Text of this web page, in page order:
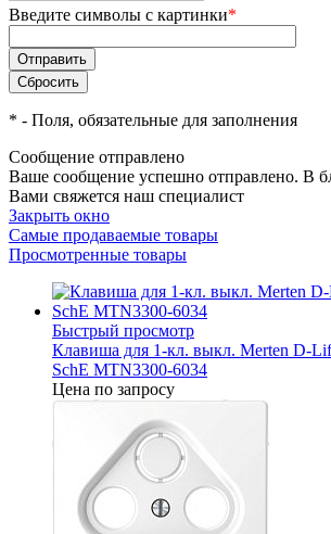
Введите символы с картинки*
* - Поля, обязательные для заполнения
Сообщение отправлено
Ваше сообщение успешно отправлено. В
Вами свяжется наш специалист
Закрыть окно
Самые продаваемые товары
Просмотренные товары
Быстрый просмотр
Клавиша для 1-кл. выкл. Merten D-
SchE MTN3300-6034
Цена по запросу